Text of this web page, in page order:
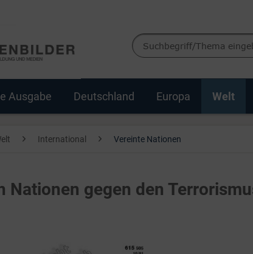
Ausgabe Deutschland Europa Welt
International Vereinte Nationen
Nationen gegen den